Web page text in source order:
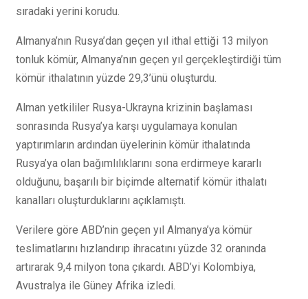
sıradaki yerini korudu.
Almanya’nın Rusya’dan geçen yıl ithal ettiği 13 milyon
tonluk kömür, Almanya’nın geçen yıl gerçekleştirdiği tüm
kömür ithalatının yüzde 29,3’ünü oluşturdu.
Alman yetkililer Rusya-Ukrayna krizinin başlaması
sonrasında Rusya’ya karşı uygulamaya konulan
yaptırımların ardından üyelerinin kömür ithalatında
Rusya’ya olan bağımlılıklarını sona erdirmeye kararlı
olduğunu, başarılı bir biçimde alternatif kömür ithalatı
kanalları oluşturduklarını açıklamıştı.
Verilere göre ABD’nin geçen yıl Almanya’ya kömür
teslimatlarını hızlandırıp ihracatını yüzde 32 oranında
artırarak 9,4 milyon tona çıkardı. ABD’yi Kolombiya,
Avustralya ile Güney Afrika izledi.